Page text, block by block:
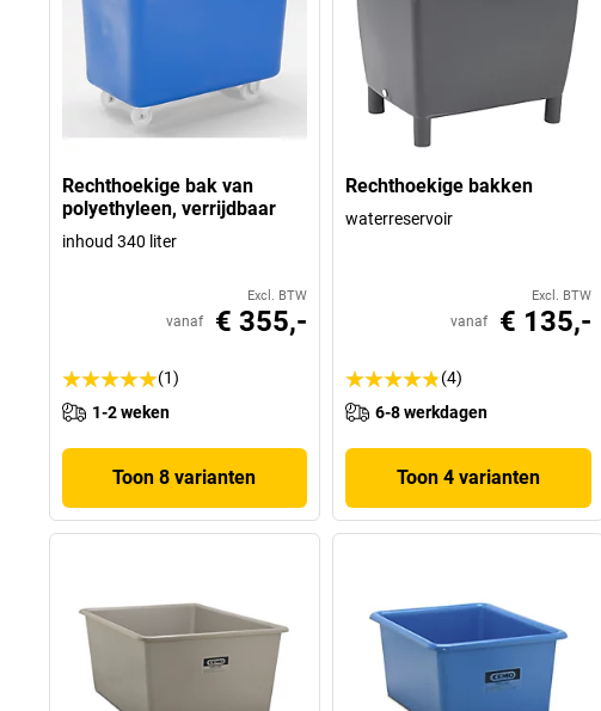
Rechthoekige bak van
polyethyleen, verrijdbaar
inhoud 340 liter
Excl. BTW
vanaf € 355,-
(1)
1-2 weken
Toon 8 varianten
Rechthoekige bakken
waterreservoir
Excl. BTW
vanaf € 135,-
(4)
6-8 werkdagen
Toon 4 varianten